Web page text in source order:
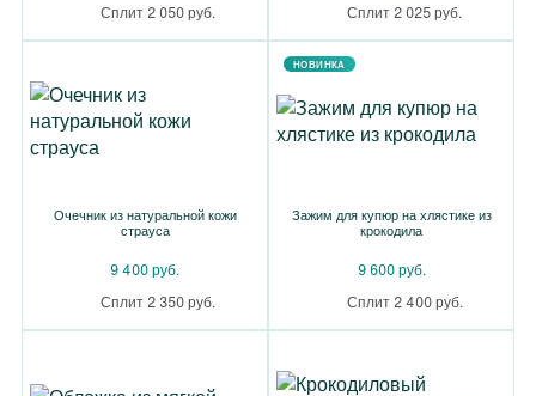
Сплит 2 050 руб.
Сплит 2 025 руб.
Очечник из натуральной кожи
страуса
9 400 руб.
Сплит 2 350 руб.
НОВИНКА
Зажим для купюр на хлястике из
крокодила
9 600 руб.
Сплит 2 400 руб.